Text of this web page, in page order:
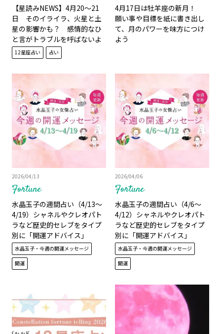
【星読みNEWS】4月20〜21
日 そのイライラ、火星と土
星の影響かも？ 感情的なひ
と言がトラブルを呼ばないよ
うに注意！ 12星座別レスキュ
ーアロマもチェック
12星座占い 占い
4月17日は牡羊座の新月！
願い事や目標を紙に書き出し
て、月のパワーを味方につけ
よう
Fortune
2026/04/13
水晶玉子の週間占い（4/13～
4/19）シャネルやクレオパト
ラなど歴史的セレブをタイプ
別に「開運アドバイス」
水晶玉子・今週の開運メッセージ
開運
Fortune
2026/04/06
水晶玉子の週間占い（4/6～
4/12）シャネルやクレオパト
ラなど歴史的セレブをタイプ
別に「開運アドバイス」
水晶玉子・今週の開運メッセージ
開運